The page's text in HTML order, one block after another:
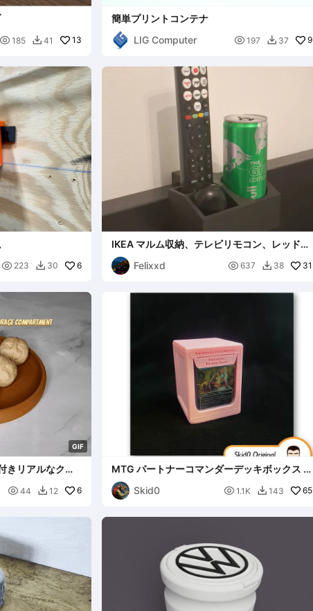
 185  41 13
簡単プリントコンテナ
LIG Computer
 197  37 9
 223  30 6
IKEA マルム収納、テレビリモコン、レッドブ
ルホルダー
Felixxd
 637  38 31
GIF
きリアルなクル
 44  12 6
MTG パートナーコマンダーデッキボックス -
カスタマイズ可能
Skid0
 1.1K  143 65